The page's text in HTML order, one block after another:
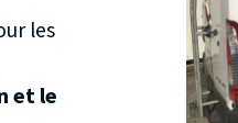
les
et le